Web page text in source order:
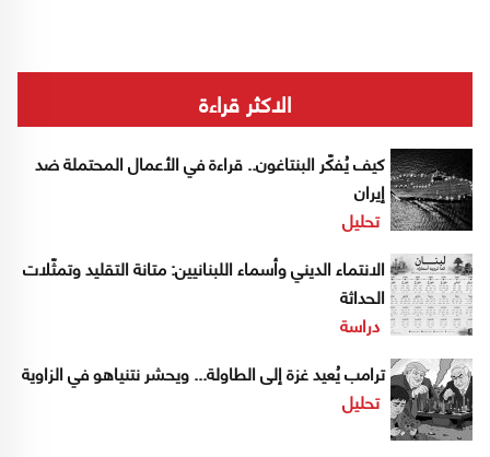
الاكثر قراءة
كيف يُفكّر البنتاغون.. قراءة في الأعمال المحتملة ضد
إيران
تحليل
الانتماء الديني وأسماء اللبنانيين: متانة التقليد وتمثّلات
الحداثة
دراسة
ترامب يُعيد غزة إلى الطاولة... ويحشر نتنياهو في الزاوية
تحليل